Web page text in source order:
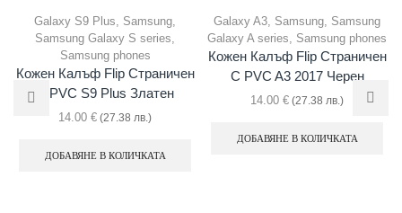
Galaxy S9 Plus Samsung
Samsung Galaxy S series
Samsung phones
Кожен Калъф Flip Страничен
С PVC S9 Plus Златен
14.00 € (27.38 лв.)
ДОБАВЯНЕ В КОЛИЧКАТА
Galaxy A3 Samsung Samsung
Galaxy A series
Samsung phones
Кожен Калъф Flip Страничен
С PVC A3 2017 Черен
14.00 € (27.38 лв.)
ДОБАВЯНЕ В КОЛИЧКАТА